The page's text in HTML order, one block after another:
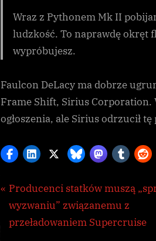
Wraz z Pythonem Mk II
ludzkość. To naprawdę okręt
wypróbujesz.
Faulcon DeLacy ma dobrze
Frame Shift, Sirius Corporation.
ogłoszenia, ale Sirius odrzucił tę
Galnet
Nawigacja
wpisu
P
r
e
Producenci statków muszą
wyzwaniu” związanemu z
przeładowaniem Supercruise